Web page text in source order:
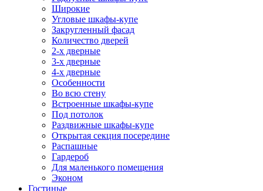
Широкие
Угловые шкафы-купе
Закругленный фасад
Количество дверей
2-х дверные
3-х дверные
4-х дверные
Особенности
Во всю стену
Встроенные шкафы-купе
Под потолок
Раздвижные шкафы-купе
Открытая секция посередине
Распашные
Гардероб
Для маленького помещения
Эконом
Гостиные